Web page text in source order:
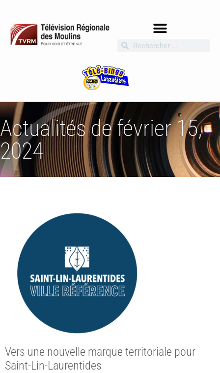
Actualités de février 15,
2024
Vers une nouvelle marque territoriale pour
Saint-Lin-Laurentides